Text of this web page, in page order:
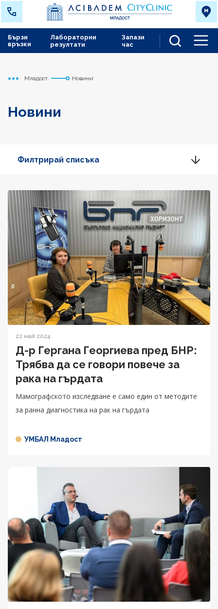
Лабораторни
резултати
Запази
час
Бързи
връзки
Начало
Младост Новини
Новини
Филтрирай списъка
22 май 2024
Д-р Гергана Георгиева пред БНР:
Трябва да се говори повече за
рака на гърдата
Мамографското изследване е само един от методите
за ранна диагностика на рак на гърдата
УМБАЛ Младост